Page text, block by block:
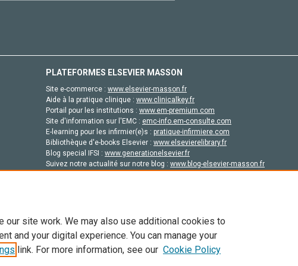
PLATEFORMES ELSEVIER MASSON
Site e-commerce : www.elsevier-masson.fr
Aide à la pratique clinique : www.clinicalkey.fr
Portail pour les institutions : www.em-premium.com
Site d'information sur l'EMC : emc-info.em-consulte.com
E-learning pour les infirmier(e)s : pratique-infirmiere.com
Bibliothèque d'e-books Elsevier : www.elsevierelibrary.fr
Blog special IFSI : www.generationelsevier.fr
Suivez notre actualité sur notre blog : www.blog-elsevier-masson.fr
Elsevier, ses concédants de licence et ses contributeurs. Tout les droits sont réservés,
technologies similaires. Pour tout contenu en libre accès, les conditions de licence
our site work. We may also use additional cookies to
and your digital experience. You can manage your
link. For more information, see our Cookie Policy